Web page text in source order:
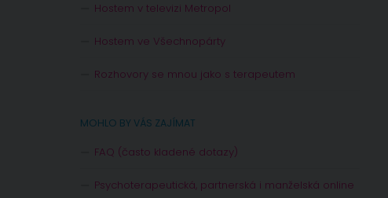
Hostem v televizi Metropol
Hostem ve Všechnopárty
Rozhovory se mnou jako s terapeutem
MOHLO BY VÁS ZAJÍMAT
FAQ (často kladené dotazy)
Psychoterapeutická, partnerská i manželská online